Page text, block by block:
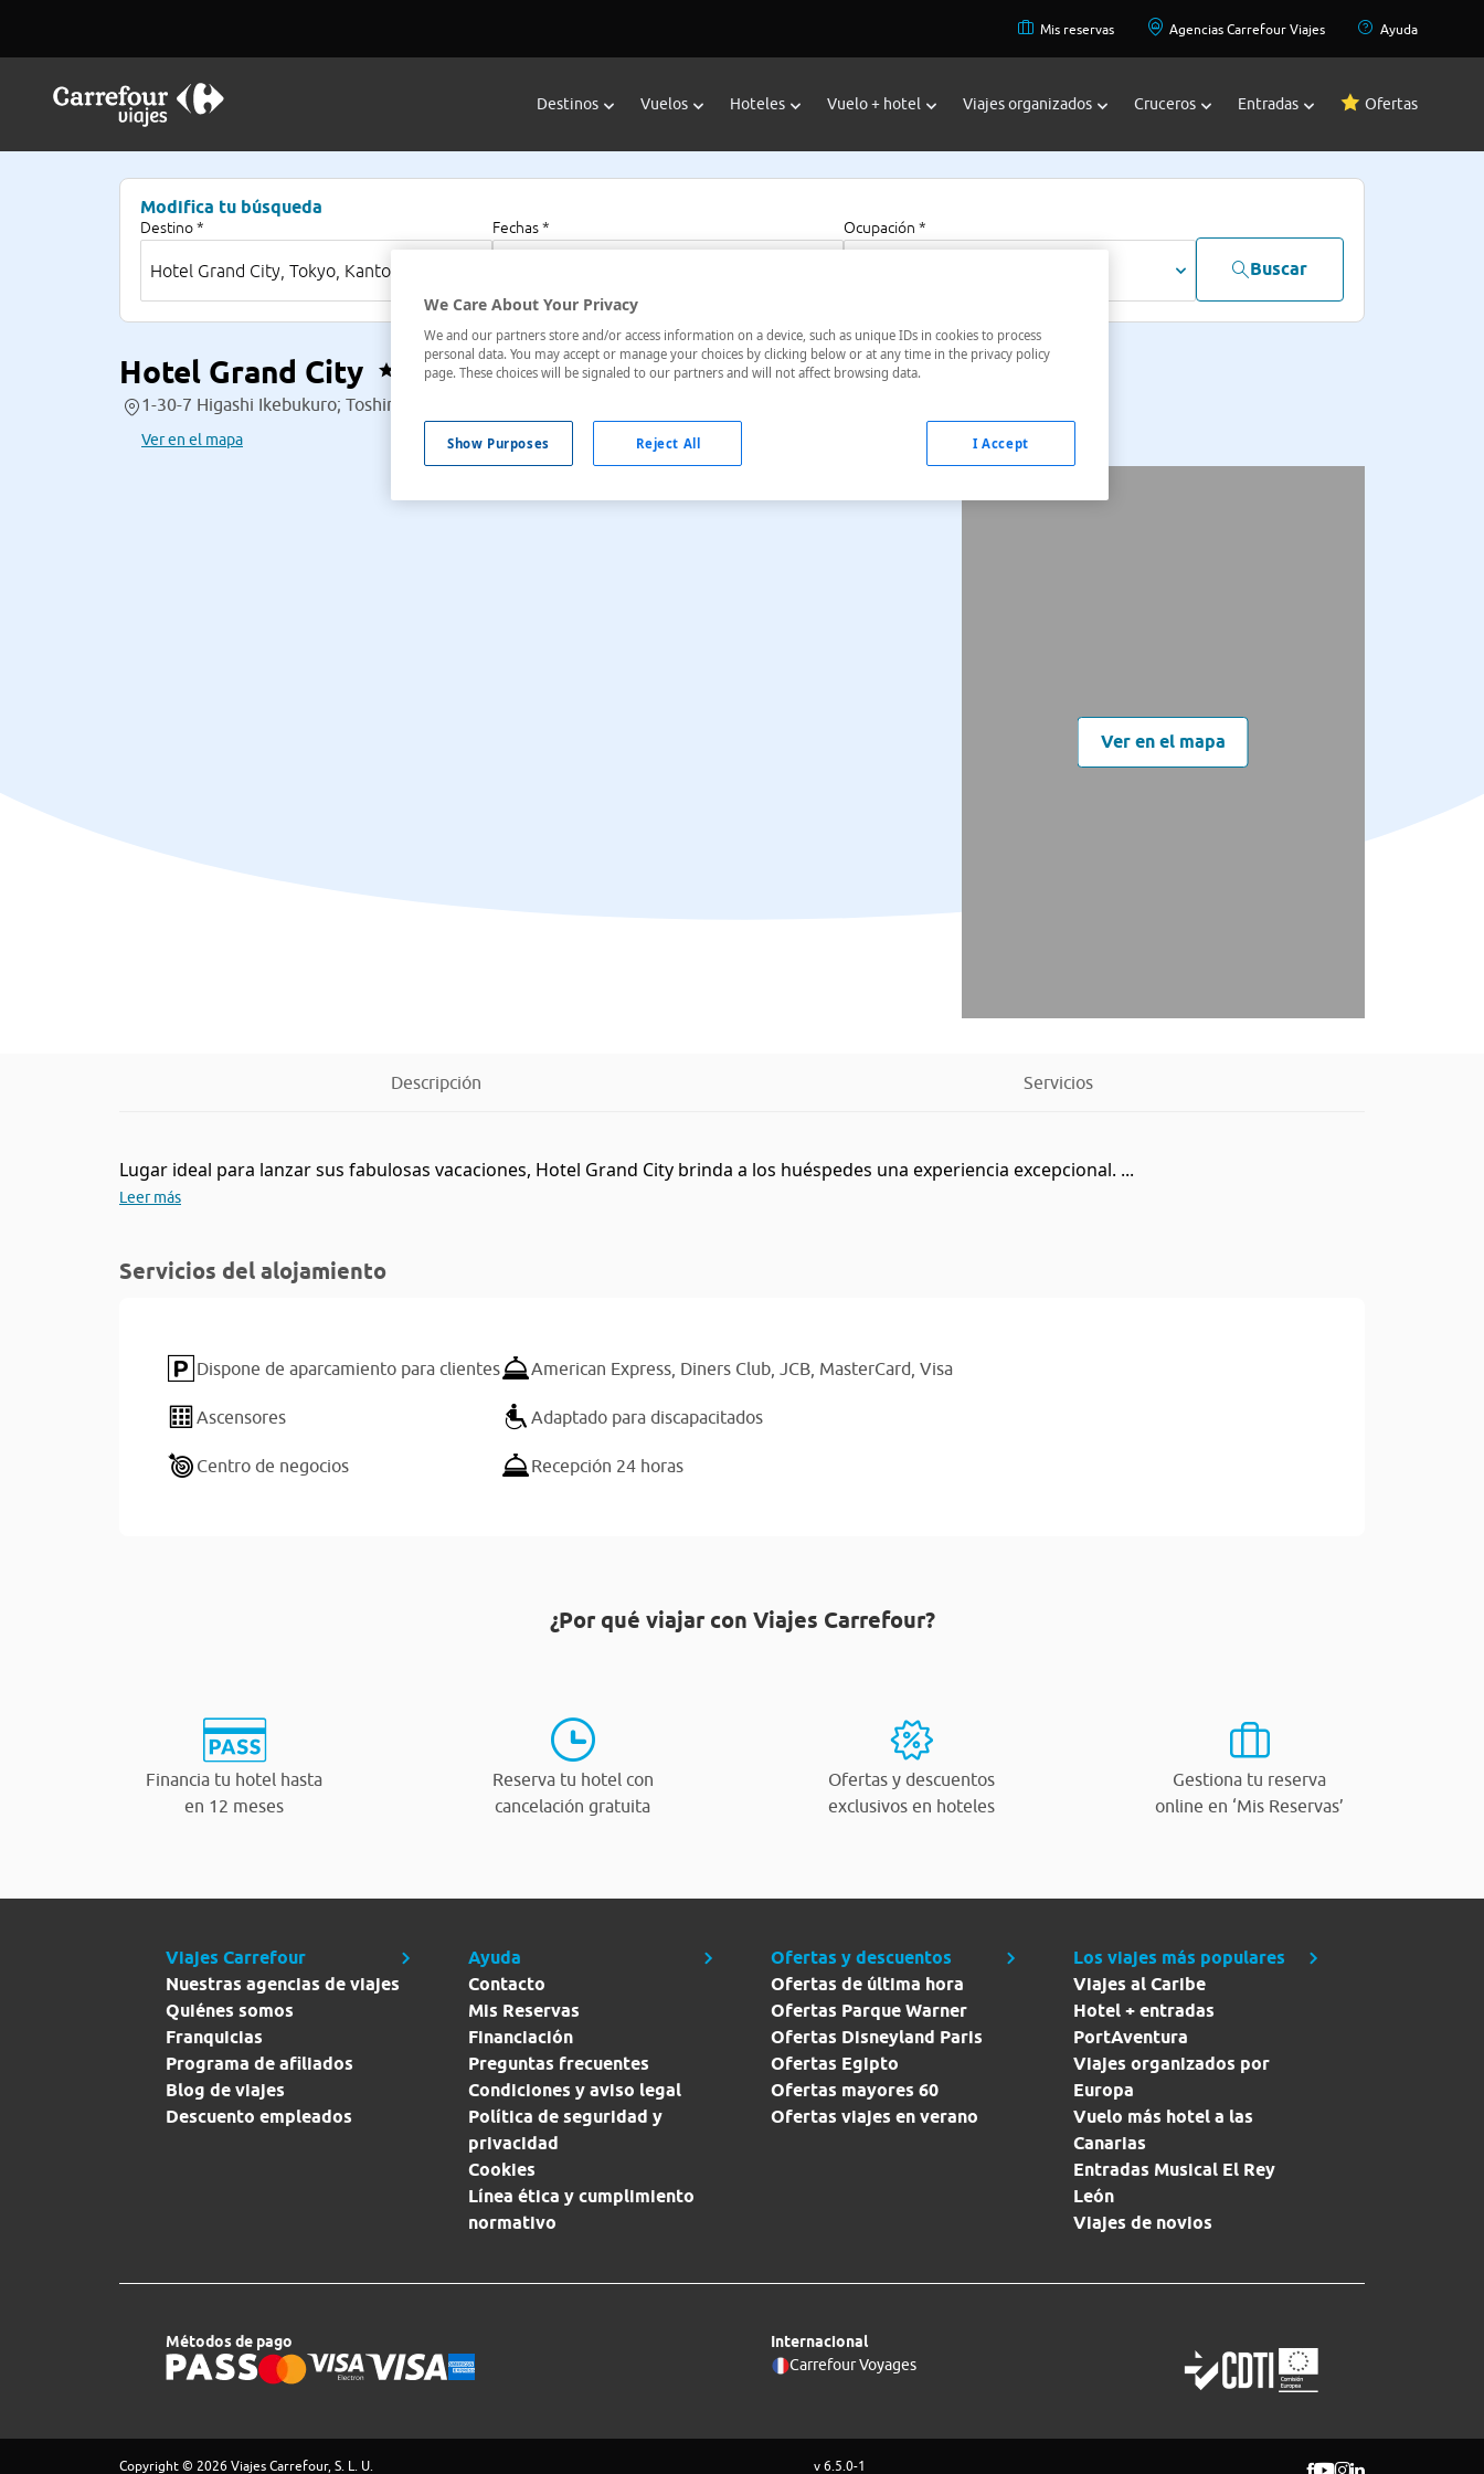
Mis reservas Agencias Carrefour Viajes Ayuda
Destinos Vuelos Hoteles Vuelo + hotel Viajes organizados Cruceros Entradas Ofertas
Modifica tu búsqueda
Destino * Fechas * Ocupación *
Buscar
Hotel Grand City
1-30-7 Higashi Ikebukuro; Toshima-Ku; Tokyo, Tokyo, Kanto, Japón
Ver en el mapa
Ver en el mapa
Descripción Servicios
Lugar ideal para lanzar sus fabulosas vacaciones, Hotel Grand City brinda a los huéspedes una experiencia excepcional. ...
Leer más
Servicios del alojamiento
Dispone de aparcamiento para clientes
Ascensores
Centro de negocios
American Express, Diners Club, JCB, MasterCard, Visa
Adaptado para discapacitados
Recepción 24 horas
¿Por qué viajar con Viajes Carrefour?
Financia tu hotel hasta
en 12 meses
Reserva tu hotel con
cancelación gratuita
Ofertas y descuentos
exclusivos en hoteles
Gestiona tu reserva
online en ‘Mis Reservas’
Viajes Carrefour
Nuestras agencias de viajes
Quiénes somos
Franquicias
Programa de afiliados
Blog de viajes
Descuento empleados
Ayuda
Contacto
Mis Reservas
Financiación
Preguntas frecuentes
Condiciones y aviso legal
Política de seguridad y
privacidad
Cookies
Línea ética y cumplimiento
normativo
Ofertas y descuentos
Ofertas de última hora
Ofertas Parque Warner
Ofertas Disneyland Paris
Ofertas Egipto
Ofertas mayores 60
Ofertas viajes en verano
Los viajes más populares
Viajes al Caribe
Hotel + entradas
PortAventura
Viajes organizados por
Europa
Vuelo más hotel a las
Canarias
Entradas Musical El Rey
León
Viajes de novios
Métodos de pago
Internacional
Carrefour Voyages
Copyright © 2026 Viajes Carrefour, S. L. U. v 6.5.0-1
We Care About Your Privacy
We and our partners store and/or access information on a device, such as unique IDs in cookies to process
personal data. You may accept or manage your choices by clicking below or at any time in the privacy policy
page. These choices will be signaled to our partners and will not affect browsing data.
Show Purposes Reject All I Accept